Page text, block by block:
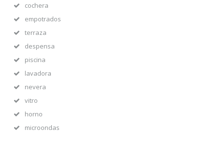
cochera
empotrados
terraza
despensa
piscina
lavadora
nevera
vitro
horno
microondas